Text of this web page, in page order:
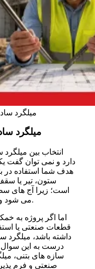
میلگرد
میلگرد
انتخاب بین
دارد و نمی توان گفت
هدف شما استفاده در
ستون، تیر یا
است؛ زیرا آج های
می شود و مقاومت سازه را افزایش می دهد.
اما اگر پروژه به
قطعات صنعتی یا
داشته باشد، میلگرد
درست به این سوال
سازه های بتنی،
صنعتی و فرم